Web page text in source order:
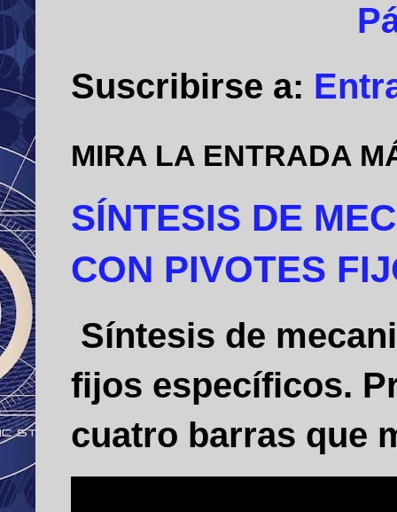
Suscribirse a:
MIRA LA ENTRADA
SÍNTESIS DE
CON PIVOTES
Síntesis de
fijos específicos.
cuatro barras que